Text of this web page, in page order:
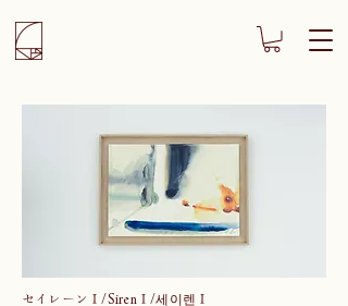
セイレーンⅠ/SirenⅠ/세이렌Ⅰ